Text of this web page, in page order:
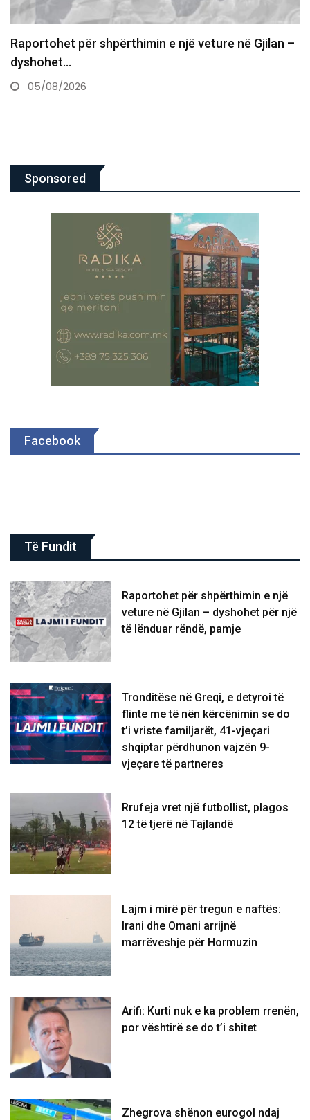
Tronditëse në Greqi, e detyroi të flinte me të nën…
05/08/2026
Sponsored
Facebook
Të Fundit
Raportohet për shpërthimin e një
veture në Gjilan – dyshohet për një
të lënduar rëndë, pamje
Tronditëse në Greqi, e detyroi të
flinte me të nën kërcënimin se do
t’i vriste familjarët, 41-vjeçari
shqiptar përdhunon vajzën 9-
vjeçare të partneres
Rrufeja vret një futbollist, plagos
12 të tjerë në Tajlandë
Lajm i mirë për tregun e naftës:
Irani dhe Omani arrijnë
marrëveshje për Hormuzin
Arifi: Kurti nuk e ka problem rrenën,
por vështirë se do t’i shitet
Zhegrova shënon eurogol ndaj